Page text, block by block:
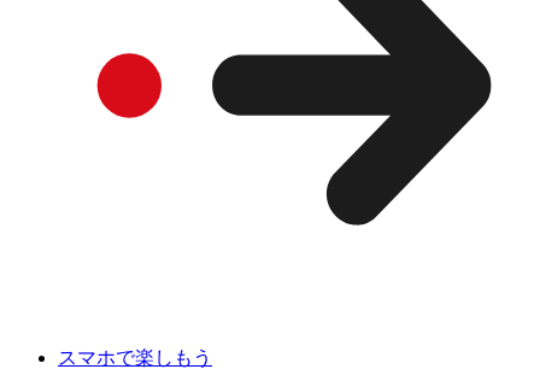
スマホで楽しもう